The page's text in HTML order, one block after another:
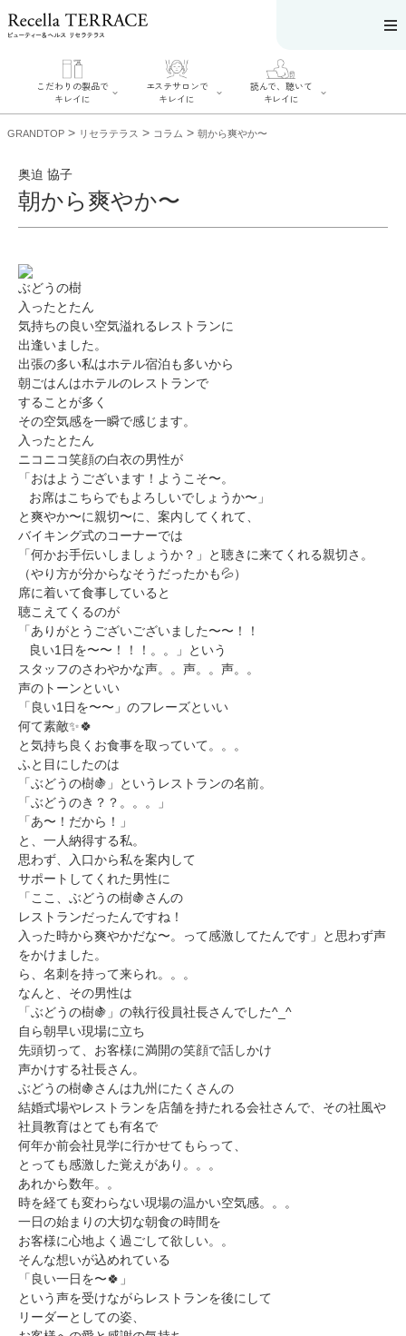
こだわりの製品で
キレイに
SERIES#01 私た
SERIES#02 水へ
のこだわり
SERIES#03 無
添加化粧品につ
いて
エステサロンで
キレイに
す
リフティング認
肌改善のプロと
は？
読んで、聴いて
キレイに
読んで、聴いてキ
GRANDTOP > リセラテラス > コラム > 朝から爽やか〜
奥迫 協子
朝から爽やか〜
ぶどうの樹
入ったとたん
気持ちの良い空気溢れるレストランに
出逢いました。
出張の多い私はホテル宿泊も多いから
朝ごはんはホテルのレストランで
することが多く
その空気感を一瞬で感じます。
入ったとたん
ニコニコ笑顔の白衣の男性が
「おはようございます！ようこそ〜。
お席はこちらでもよろしいでしょうか〜」
と爽やか〜に親切〜に、案内してくれて、
バイキング式のコーナーでは
「何かお手伝いしましょうか？」と聴きに来てくれる親切さ。
（やり方が分からなそうだったかも💦）
席に着いて食事していると
聴こえてくるのが
「ありがとうございございました〜〜！！
良い1日を〜〜！！！。。」という
スタッフのさわやかな声。。声。。声。。
声のトーンといい
「良い1日を〜〜」のフレーズといい
何て素敵✨🍀
と気持ち良くお食事を取っていて。。。
ふと目にしたのは
「ぶどうの樹🍇」というレストランの名前。
「ぶどうのき？？。。。」
「あ〜！だから！」
と、一人納得する私。
思わず、入口から私を案内して
サポートしてくれた男性に
「ここ、ぶどうの樹🍇さんの
レストランだったんですね！
入った時から爽やかだな〜。って感激してたんです」と思わず声
をかけました。
ら、名刺を持って来られ。。。
なんと、その男性は
「ぶどうの樹🍇」の執行役員社長さんでした^_^
自ら朝早い現場に立ち
先頭切って、お客様に満開の笑顔で話しかけ
声かけする社長さん。
ぶどうの樹🍇さんは九州にたくさんの
結婚式場やレストランを店舗を持たれる会社さんで、その社風や
社員教育はとても有名で
何年か前会社見学に行かせてもらって、
とっても感激した覚えがあり。。。
あれから数年。。
時を経ても変わらない現場の温かい空気感。。。
一日の始まりの大切な朝食の時間を
お客様に心地よく過ごして欲しい。。
そんな想いが込めれている
「良い一日を〜🍀」
という声を受けながらレストランを後にして
リーダーとしての姿、